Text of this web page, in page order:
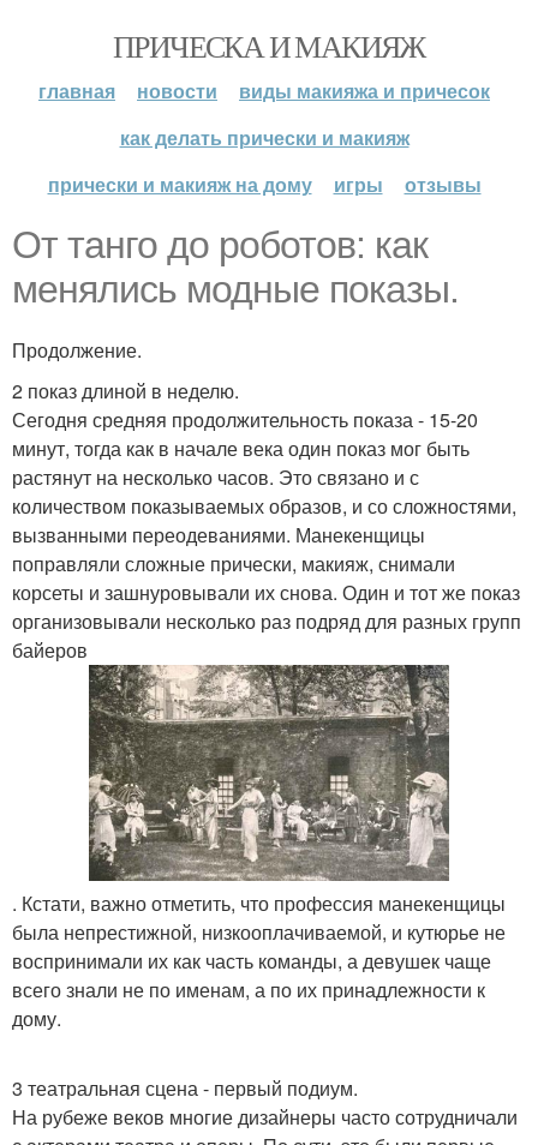
ПРИЧЕСКА И МАКИЯЖ
главная новости
виды макияжа и причесок
как делать прически и макияж
прически и макияж на дому
игры отзывы
От танго до роботов: как
менялись модные показы.
Продолжение.
2 показ длиной в неделю.
Сегодня средняя продолжительность показа - 15-20
минут, тогда как в начале века один показ мог быть
растянут на несколько часов. Это связано и с
количеством показываемых образов, и со сложностями,
вызванными переодеваниями. Манекенщицы
поправляли сложные прически, макияж, снимали
корсеты и зашнуровывали их снова. Один и тот же показ
организовывали несколько раз подряд для разных групп
байеров
. Кстати, важно отметить, что профессия манекенщицы
была непрестижной, низкооплачиваемой, и кутюрье не
воспринимали их как часть команды, а девушек чаще
всего знали не по именам, а по их принадлежности к
дому.
3 театральная сцена - первый подиум.
На рубеже веков многие дизайнеры часто сотрудничали